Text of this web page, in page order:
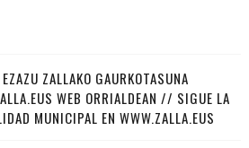
ZALLAKO GAURKOTASUNA
WEB ORRIALDEAN // SIGUE LA
MUNICIPAL EN WWW.ZALLA.EUS